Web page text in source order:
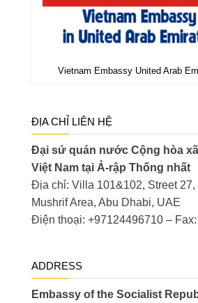
Vietnam Embassy United Arab
ĐỊA CHỈ LIÊN HỆ
Đại sứ quán nước Cộng hòa
Việt Nam tại Ả-rập Thống nhất
Địa chỉ: Villa 101&102, Street 27,
Mushrif Area, Abu Dhabi, UAE
Điện thoại: +97124496710 –
ADDRESS
Embassy of the Socialist